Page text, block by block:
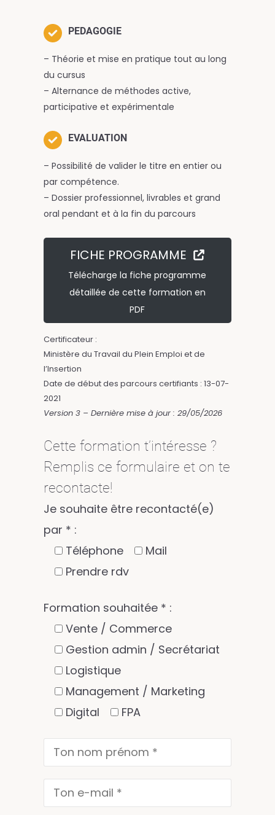
PEDAGOGIE
– Théorie et mise en pratique tout au long
du cursus
– Alternance de méthodes active,
participative et expérimentale
EVALUATION
– Possibilité de valider le titre en entier ou
par compétence.
– Dossier professionnel, livrables et grand
oral pendant et à la fin du parcours
FICHE PROGRAMME
Télécharge la fiche programme
détaillée de cette formation en
PDF
Certificateur :
Ministère du Travail du Plein Emploi et de
l’Insertion
Date de début des parcours certifiants : 13-07-
2021
Version 3 – Dernière mise à jour : 29/05/2026
Cette formation t’intéresse ?
Remplis ce formulaire et on te
recontacte!
Je souhaite être recontacté(e)
par * :
Téléphone
Mail
Prendre rdv
Formation souhaitée * :
Vente / Commerce
Gestion admin / Secrétariat
Logistique
Management / Marketing
Digital
FPA